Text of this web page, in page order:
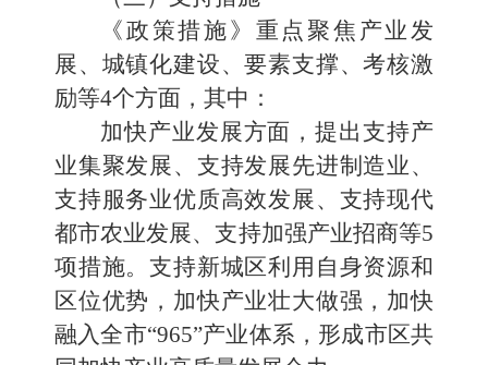
《政策措施》重点聚焦产业发
展、城镇化建设、要素支撑、考核激
励等4个方面，其中：
加快产业发展方面，提出支持产
业集聚发展、支持发展先进制造业、
支持服务业优质高效发展、支持现代
都市农业发展、支持加强产业招商等5
项措施。支持新城区利用自身资源和
区位优势，加快产业壮大做强，加快
融入全市“965”产业体系，形成市区共